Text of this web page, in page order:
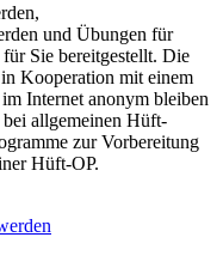
und Übungen für
Sie bereitgestellt. Die
Kooperation mit einem
Internet anonym bleiben
bei allgemeinen Hüft­
zur Vorbereitung
Hüft-OP.